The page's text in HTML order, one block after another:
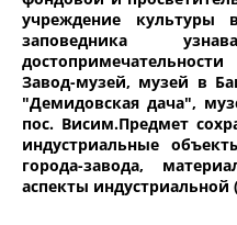
учреждение культуры
заповедника
Завод-музей, музей в
"Демидовская дача",
пос. Висим.Предмет
индустриальные
города-завода,
аспекты индустриальной